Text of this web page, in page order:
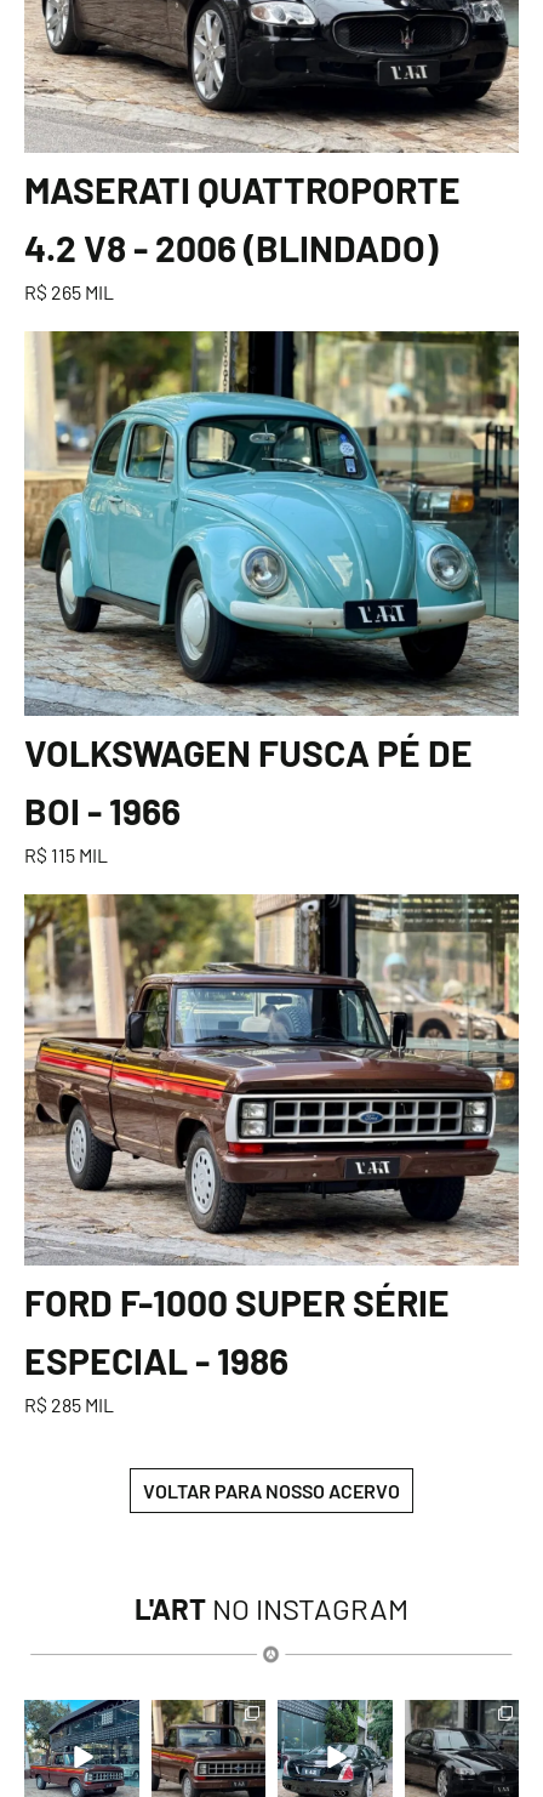
MASERATI QUATTROPORTE
4.2 V8 - 2006 (BLINDADO)
R$ 265 MIL
VOLKSWAGEN FUSCA PÉ DE
BOI - 1966
R$ 115 MIL
FORD F-1000 SUPER SÉRIE
ESPECIAL - 1986
R$ 285 MIL
VOLTAR PARA NOSSO ACERVO
L'ART NO INSTAGRAM
lart.br
Ago 7
lart.br
Ago 7
lart.br
Ago 6
lart.br
Ago 6